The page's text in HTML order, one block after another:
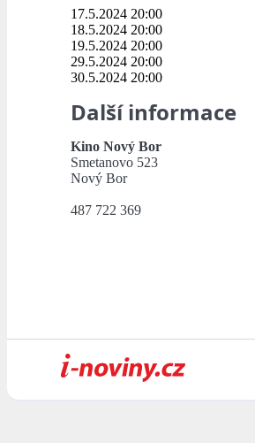
17.5.2024 20:00
18.5.2024 20:00
19.5.2024 20:00
29.5.2024 20:00
30.5.2024 20:00
Další informace
Kino Nový Bor
Smetanovo 523
Nový Bor
487 722 369